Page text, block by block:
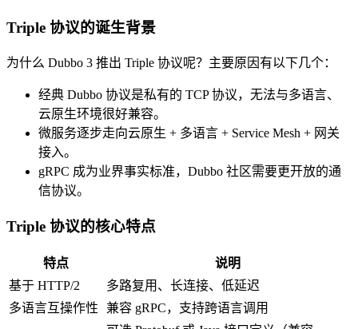
Triple 协议的诞生背景
为什么 Dubbo 3 推出 Triple 协议呢？主要原因有以下几个：
经典 Dubbo 协议是私有的 TCP 协议，无法与多语言、
云原生环境很好兼容。
微服务逐步走向云原生 + 多语言 + Service Mesh + 网关
接入。
gRPC 成为业界事实标准，Dubbo 社区需要更开放的通
信协议。
Triple 协议的核心特点
特点
说明
基于 HTTP/2
多路复用、长连接、低延迟
多语言互操作性
兼容 gRPC，支持跨语言调用